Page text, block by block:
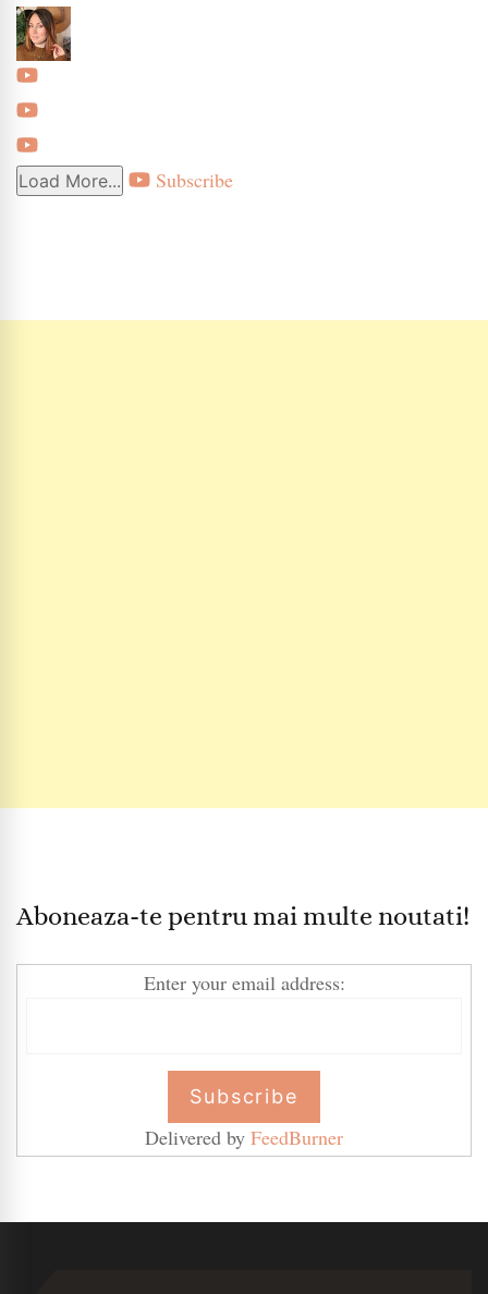
Load More... Subscribe
Aboneaza-te pentru mai multe noutati!
Enter your email address:
Delivered by FeedBurner